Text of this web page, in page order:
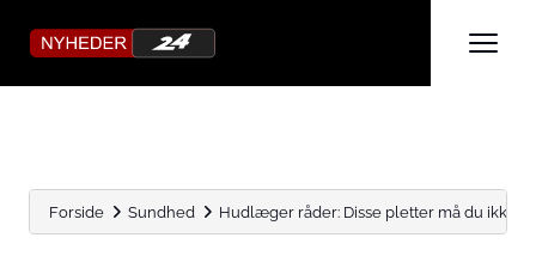
Forside Sundhed Hudlæger råder: Disse pletter må du ikke